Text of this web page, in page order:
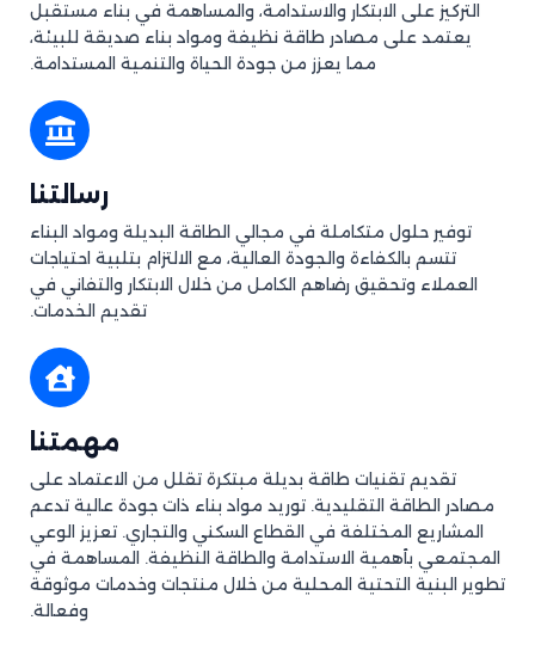
التركيز على الابتكار والاستدامة، والمساهمة في بناء مستقبل
يعتمد على مصادر طاقة نظيفة ومواد بناء صديقة للبيئة،
مما يعزز من جودة الحياة والتنمية المستدامة.
رسالتنا
توفير حلول متكاملة في مجالي الطاقة البديلة ومواد البناء
تتسم بالكفاءة والجودة العالية، مع الالتزام بتلبية احتياجات
العملاء وتحقيق رضاهم الكامل من خلال الابتكار والتفاني في
تقديم الخدمات.
مهمتنا
تقديم تقنيات طاقة بديلة مبتكرة تقلل من الاعتماد على
مصادر الطاقة التقليدية. توريد مواد بناء ذات جودة عالية تدعم
المشاريع المختلفة في القطاع السكني والتجاري. تعزيز الوعي
المجتمعي بأهمية الاستدامة والطاقة النظيفة. المساهمة في
تطوير البنية التحتية المحلية من خلال منتجات وخدمات موثوقة
وفعالة.